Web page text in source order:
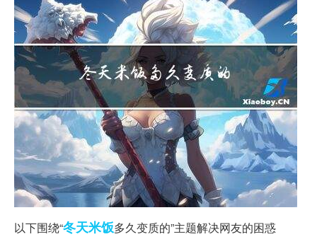
以下围绕“冬天米饭多久变质的”主题解决网友的困惑